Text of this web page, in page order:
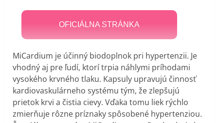
OFICIÁLNA STRÁNKA
MiCardium je účinný biodoplnok pri hypertenzii. Je
vhodný aj pre ľudí, ktorí trpia náhlymi príhodami
vysokého krvného tlaku. Kapsuly upravujú činnosť
kardiovaskulárneho systému tým, že zlepšujú
prietok krvi a čistia cievy. Vďaka tomu liek rýchlo
zmierňuje rôzne príznaky spôsobené hypertenziou.